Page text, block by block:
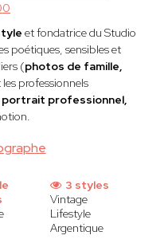
et fondatrice du Studio
poétiques, sensibles et
(photos de famille,
les professionnels
professionnel,
3 styles
Vintage
Lifestyle
Argentique